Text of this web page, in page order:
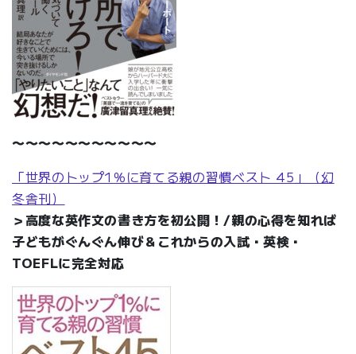
〜〜〜〜〜〜〜〜〜〜〜
「世界のトップ1％に育てる親の習慣ベスト 45」（幻
冬舎刊）
＞高度な英作文の書き方を初公開！/親の心得を知れば
子どもがぐんぐん伸び＆これからの入試・英検・
TOEFLに完全対応